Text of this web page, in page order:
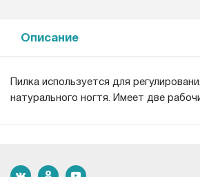
Описание
Пилка используется для
натурального ногтя. Имеет две